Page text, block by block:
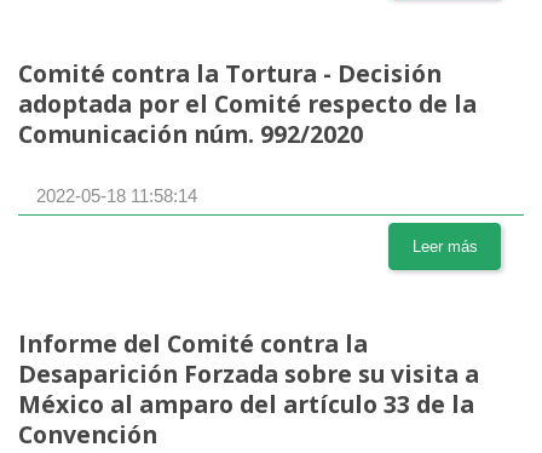
Comité contra la Tortura - Decisión
adoptada por el Comité respecto de la
Comunicación núm. 992/2020
2022-05-18 11:58:14
Leer más
Informe del Comité contra la
Desaparición Forzada sobre su visita a
México al amparo del artículo 33 de la
Convención